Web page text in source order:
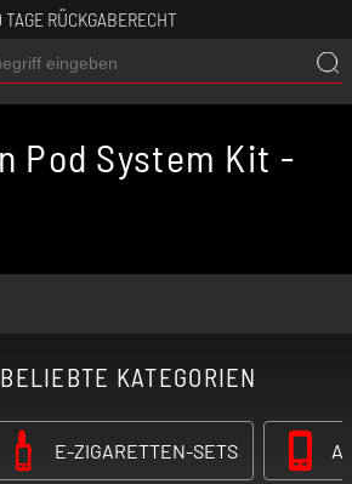
TAGE RÜCKGABERECHT
Pod System Kit -
KATEGORIEN
E-ZIGARETTEN-SETS